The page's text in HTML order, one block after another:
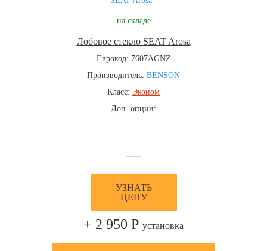
на складе
Лобовое стекло SEAT Arosa
Еврокод: 7607AGNZ
Производитель: BENSON
Класс: Эконом
Доп. опции:
—
УЗНАТЬ
ЦЕНУ
+ 2 950 Р установка